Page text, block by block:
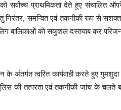
को सर्वोच्च प्राथमिकता देते हुए
निरंतर, समन्वित एवं तकनीकी रूप से
बालिकाओं को सकुशल दस्तयाब कर
त्वरित कार्यवाही करते हुए
की तत्परता एवं तकनीकी जांच के चलते